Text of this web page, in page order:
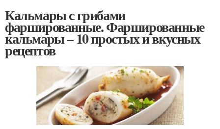
Кальмары с грибами
фаршированные. Фаршированные
кальмары – 10 простых и вкусных
рецептов